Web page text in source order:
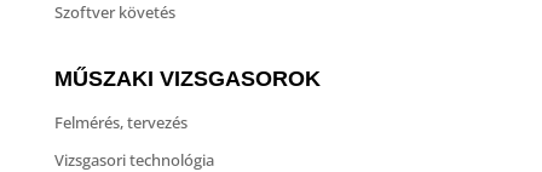
Szoftver követés
MŰSZAKI VIZSGASOROK
Felmérés, tervezés
Vizsgasori technológia